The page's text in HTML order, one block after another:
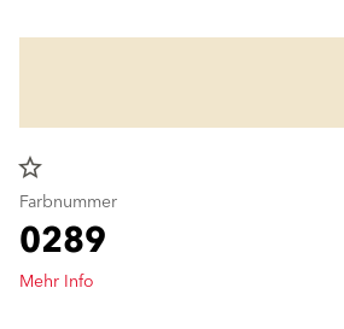
star_border
Farbnummer
0289
Mehr Info